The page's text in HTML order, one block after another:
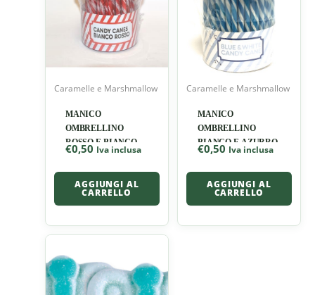
Caramelle e Marshmallow
MANICO
OMBRELLINO
ROSSO E BIANCO
€0,50 Iva inclusa
AGGIUNGI AL
CARRELLO
Caramelle e Marshmallow
MANICO
OMBRELLINO
BIANCO E AZURRO
€0,50 Iva inclusa
AGGIUNGI AL
CARRELLO